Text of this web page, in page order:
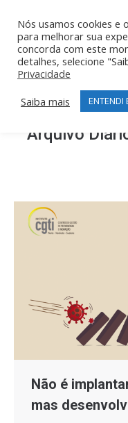
Arquivo
Não é
mas
Nós usamos cookies e
para melhorar sua
concorda com este
detalhes, selecione
Privacidade
Saiba mais
ENTENDI